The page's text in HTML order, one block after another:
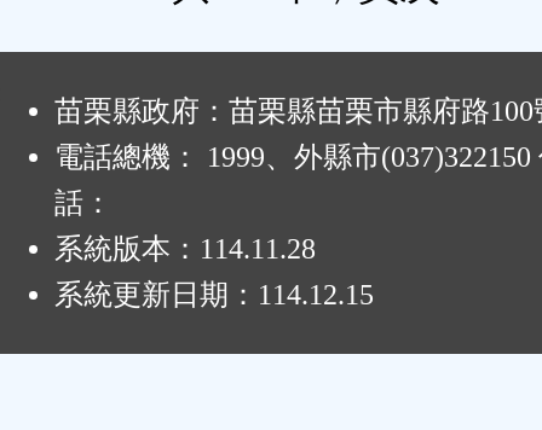
苗栗縣政府：苗栗縣苗栗市縣府路100
電話總機： 1999、外縣市(037)322150
話：
系統版本： 114.11.28
系統更新日期： 114.12.15